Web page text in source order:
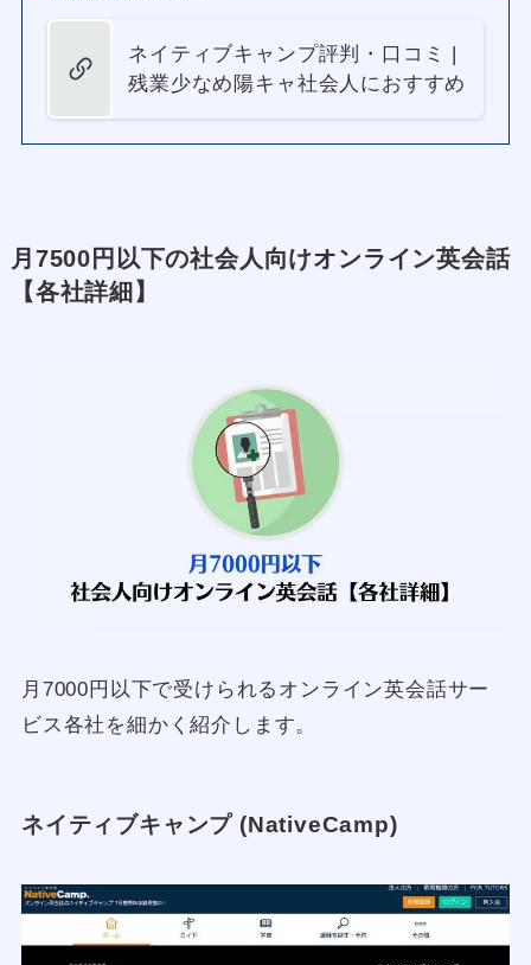
ネイティブキャンプ評判・口コミ |
残業少なめ陽キャ社会人におすすめ
月7500円以下の社会人向けオンライン英会話
【各社詳細】
月7000円以下で受けられるオンライン英会話サー
ビス各社を細かく紹介します。
ネイティブキャンプ (NativeCamp)